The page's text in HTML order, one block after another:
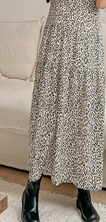
미확인입금자보기
이용안내